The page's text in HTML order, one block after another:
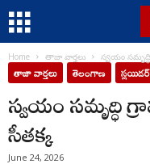
Home తాజా వార్తలు స్వయం సమృద్ధి
తాజా వార్తలు తెలంగాణ స్లయిడర్
స్వయం సమృద్ధి
సీతక్క
June 24, 2026